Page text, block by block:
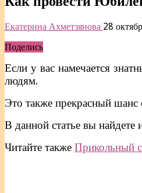
Екатерина Ахметзянова 28
Поделись
Если у вас намечается
людям.
Это также прекрасный
В данной статье вы
Читайте также Прикольный